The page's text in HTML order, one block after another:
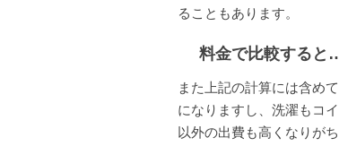
ることもあります。
料金で比較すると
また上記の計算には含め
になりますし、洗濯もコ
以外の出費も高くなりが